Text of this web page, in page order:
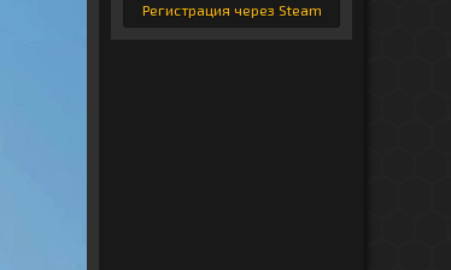
Регистрация через Steam